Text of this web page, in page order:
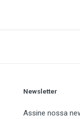
Newsletter
Assine nossa